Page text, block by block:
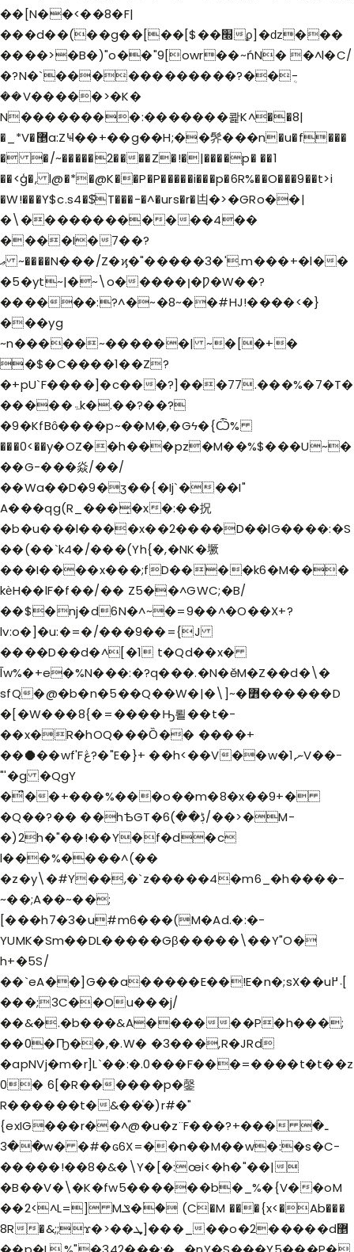
��[N��<��8�F|
���d��(��g��[��[$��׭ϼ]�ǳ���
����>�B�)"o��"9[owr��~ńN� �^l�C/
�?N�`������������?��ܴ-
��V�����>�K�
N��������:�������콽K^��8|
�_*V�޵a:ZҸ��+��g��H;��䯰���n�u�f���
� �/~�����2����Z�!�|����p� ��1
��<ģ�, l@�*�@K��P�P�����i���p�6R%��O���9��t>i
�W!���Y$c.s4�$̂T���-�^�urs�r�凷�>�GRo��|
�\������������4��
����I�7��?
ޢ ~����N���/Z�ϗ�"�����3�'.m���+�l��
�5�yt~|�~\o�����ן�Ƿ�W��?
������:?^�~�8~��#HJ!����<�}
���yg
~n�����~������| ~�[�+�
�$�C����1��Z?
�+pU`F����]�c���?]���77.���%�7�T�
�����ۃk�.��?��?
�9�KfBȏ����p~��M�,�Gϟ�{Ѽ%
���0<��y�OZ��h���pz�M��%$���U~�
��G-���焱/��/
��Wa��D�9�ӡ��{�Ij`���I"
A���qg(R_���̝�x�:��拀
�b�u���l����x��2����D��lG����:�S
��(��`k4�/���(Yh{�,�NK�㙭
���I����x���;fD����k6�M���
kѐH��lF�f��/�� Z5��^GWC;�B/
��$�nj�d6N�^~�=9��^�O��X+?
lv:o�]�u:�=�/���9��={J
����D��d�^[�1 t�Qd��x�
̅lw%�+e�%N���:�?q���.�N�ĕM�Z��d�\�
sfQ�@�b�n�5��Q��W�|�\]~�߻������D
�[�W���8{�=����Ԣ뢸 ��t�-
��x�R�hOQ���Ȍ�� ����+
��⯃��wf'Fڠ?�"E�}+ ��h<��V��w�ނ,1V��-
"'�g �QgY
�̈́��+���%���o��m�8�x��9+�
�Q��?�� ��hѢGT�ڋ��)6/��>�M-
�)2h�"��!��Y�f�d�c
l���%����^(��
�z�y\�#Y��,�`z�����4�m6_�h����-
~��;A��~��;
[���h7�3�u#m6���(M�Ad.�:�-
YUMK�Sm��DL�����Gβ�����\��Y"O�
h+�5S/
��`eA��]G��a�����E��!E�n�;sX��u܁߂[
���;3C��Ou���j/
��&�.�b���&A������P�h���;
��0�Ҧ��,�.W� �3���,R�JRd
�apNVj�m�r]L`��:�.0���F���=����t�t��z
0� 6[�R������p�鏧
R������t�&��ͨ�)r#�"
{exIG���r��^@�u�z¨F���?+���ـ�
��3w� �#�ԍ6X=��n��M��w�:�s�C-
�����!��8�&�\Y�[�:œi<�h�"��|
�B��V�\�K�fw5������b�_%�{V��oM
��2<^L=] Mݏ�ؙ� (C�M ���{x<�Ab���
8R�&;;ϫ�>��ܜ]���_��o�2�����d޵